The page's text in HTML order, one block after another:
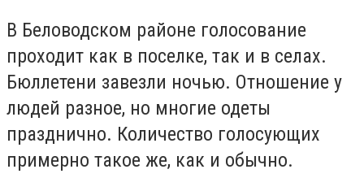
В Беловодском районе голосование
проходит как в поселке, так и в селах.
Бюллетени завезли ночью. Отношение у
людей разное, но многие одеты
празднично. Количество голосующих
примерно такое же, как и обычно.